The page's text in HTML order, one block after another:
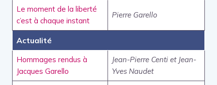
Le moment de la liberté
c’est à chaque instant
Pierre Garello
Actualité
Hommages rendus à
Jacques Garello
Jean-Pierre Centi et Jean-
Yves Naudet